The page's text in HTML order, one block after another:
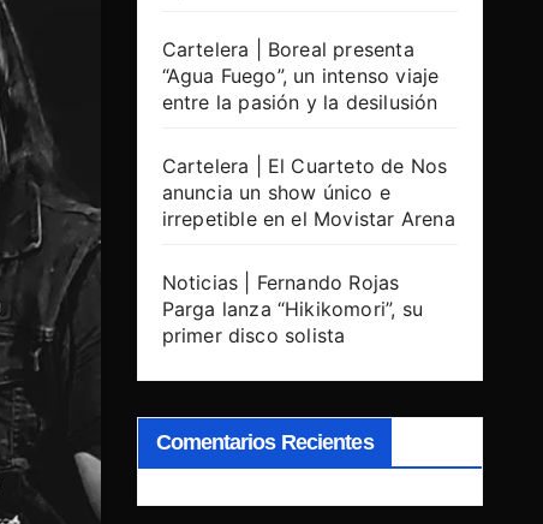
Cartelera | Boreal presenta
“Agua Fuego”, un intenso viaje
entre la pasión y la desilusión
Cartelera | El Cuarteto de Nos
anuncia un show único e
irrepetible en el Movistar Arena
Noticias | Fernando Rojas
Parga lanza “Hikikomori”, su
primer disco solista
Comentarios Recientes